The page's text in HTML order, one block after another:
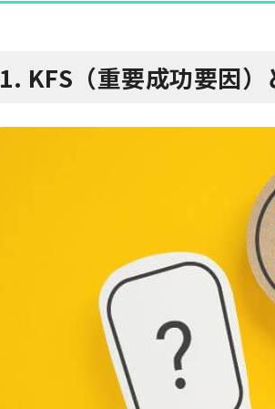
1. KFS（重要成功要因）